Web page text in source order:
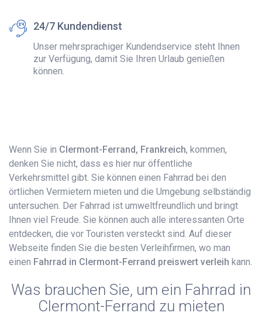
24/7 Kundendienst
Unser mehrsprachiger Kundendservice steht Ihnen
zur Verfügung, damit Sie Ihren Urlaub genießen
können.
Wenn Sie in Clermont-Ferrand, Frankreich, kommen,
denken Sie nicht, dass es hier nur öffentliche
Verkehrsmittel gibt. Sie können einen Fahrrad bei den
örtlichen Vermietern mieten und die Umgebung selbständig
untersuchen. Der Fahrrad ist umweltfreundlich und bringt
Ihnen viel Freude. Sie können auch alle interessanten Orte
entdecken, die vor Touristen versteckt sind. Auf dieser
Webseite finden Sie die besten Verleihfirmen, wo man
einen Fahrrad​ in Clermont-Ferrand preiswert verleih kann.
Was brauchen Sie, um ein Fahrrad in
Clermont-Ferrand zu mieten